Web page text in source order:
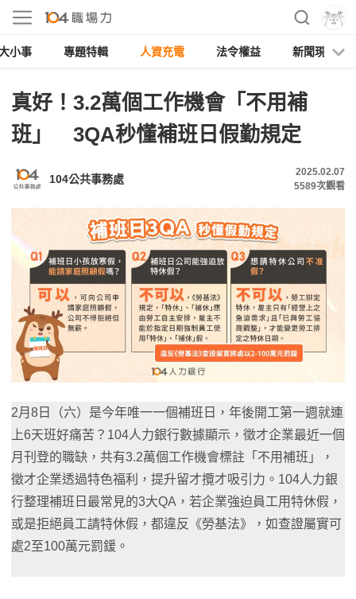
小事 專題特輯 人資充電 法令權益 新聞現場
真好！3.2萬個工作機會「不用補
班」 3QA秒懂補班日假勤規定
104公共事務處
2025.02.07
5589次觀看
2月8日（六）是今年唯一一個補班日，年後開工第一週就連
上6天班好痛苦？104人力銀行數據顯示，徵才企業最近一個
月刊登的職缺，共有3.2萬個工作機會標註「不用補班」，
徵才企業透過特色福利，提升留才攬才吸引力。104人力銀
行整理補班日最常見的3大QA，若企業強迫員工用特休假，
或是拒絕員工請特休假，都違反《勞基法》，如查證屬實可
處2至100萬元罰鍰。